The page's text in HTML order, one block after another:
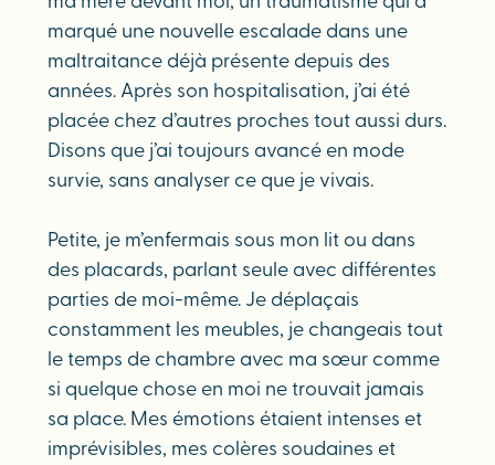
marqué une nouvelle escalade dans une
maltraitance déjà présente depuis des
années. Après son hospitalisation, j’ai été
placée chez d’autres proches tout aussi durs.
Disons que j’ai toujours avancé en mode
survie, sans analyser ce que je vivais.
Petite, je m’enfermais sous mon lit ou dans
des placards, parlant seule avec différentes
parties de moi-même. Je déplaçais
constamment les meubles, je changeais tout
le temps de chambre avec ma sœur comme
si quelque chose en moi ne trouvait jamais
sa place. Mes émotions étaient intenses et
imprévisibles, mes colères soudaines et